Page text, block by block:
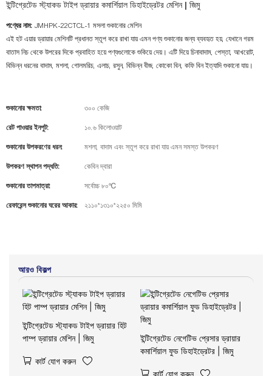
ইন্টিগ্রেটেড স্ট্যাকড টাইপ ড্রায়ার কমার্শিয়াল ডিহাইড্রেটর মেশিন | জিমু
পণ্যের নাম: JMHPK-22CTCL-1 মসলা শুকানোর মেশিন
এই হট এয়ার ড্রায়ার মেশিনটি প্রধানত স্তূপ করে রাখা যায় এমন পণ্য শুকানোর জন্য ব্যবহৃত হয়, যেখানে গরম
বাতাস নিচ থেকে উপরের দিকে প্রবাহিত হয়ে পণ্যগুলোকে শুকিয়ে দেয়। এটি দিয়ে চিনাবাদাম, পেস্তা, আখরোট,
বিভিন্ন ধরনের বাদাম, মশলা, গোলমরিচ, এলাচ, রসুন, বিভিন্ন বীজ, কোকো বিন, কফি বিন ইত্যাদি শুকানো যায়।
শুকানোর ক্ষমতা: ৩০০ কেজি
রেট পাওয়ার ইনপুট: ১০.৬ কিলোওয়াট
শুকানোর উপকরণের ধরন: মশলা, বাদাম এবং স্তূপ করে রাখা যায় এমন সমস্ত উপকরণ
উপকরণ স্থাপন পদ্ধতি: কেবিন দ্বারা
শুকানোর তাপমাত্রা: সর্বোচ্চ ৮০℃
রেফারেন্স শুকানোর ঘরের আকার: ২১১০*১৩১০*২২৫০ মিমি
আরও বিকল্প
ইন্টিগ্রেটেড স্ট্যাকড টাইপ ড্রায়ার হিট
পাম্প ড্রায়ার মেশিন | জিমু
কার্ট যোগ করুন
ইন্টিগ্রেটেড নেগেটিভ প্রেসার ড্রায়ার
কমার্শিয়াল ফুড ডিহাইড্রেটর | জিমু
কার্ট যোগ করুন